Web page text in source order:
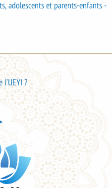
adolescents et parents-enfants -
l’UEYI ?